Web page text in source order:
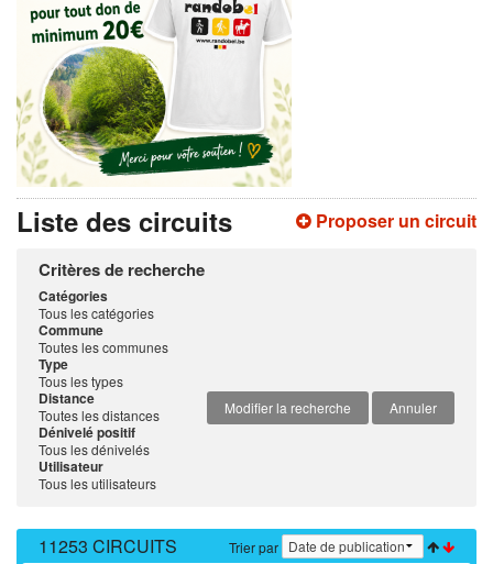
INSCRIPTION GRATUITE
MOT DE PASSE OUBLIÉ
Proposer un circuit
Liste des circuits
Critères de recherche
Catégories
Tous les catégories
Commune
Toutes les communes
Type
Tous les types
Modifier la recherche
Annuler
Distance
Toutes les distances
Dénivelé positif
Tous les dénivelés
Utilisateur
Tous les utilisateurs
Trier par
11253 CIRCUITS